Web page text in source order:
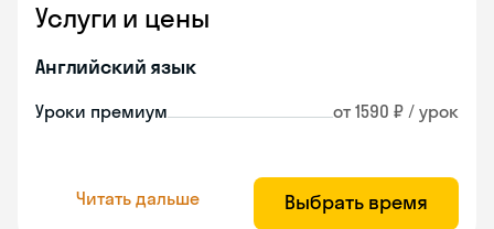
Услуги и цены
Английский язык
Уроки премиум от 1590 ₽ / урок
Читать дальше Выбрать время